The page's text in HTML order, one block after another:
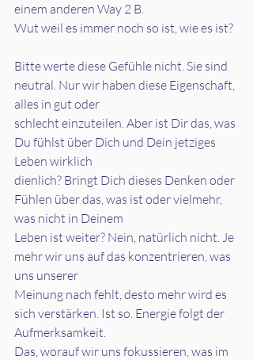
einem anderen Way 2 B.
Wut weil es immer noch so ist, wie es ist?
Bitte werte diese Gefühle nicht. Sie sind
neutral. Nur wir haben diese Eigenschaft,
alles in gut oder
schlecht einzuteilen. Aber ist Dir das, was
Du fühlst über Dich und Dein jetziges
Leben wirklich
dienlich? Bringt Dich dieses Denken oder
Fühlen über das, was ist oder vielmehr,
was nicht in Deinem
Leben ist weiter? Nein, natürlich nicht. Je
mehr wir uns auf das konzentrieren, was
uns unserer
Meinung nach fehlt, desto mehr wird es
sich verstärken. Ist so. Energie folgt der
Aufmerksamkeit.
Das, worauf wir uns fokussieren, was im